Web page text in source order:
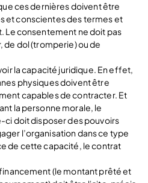
ces dernières doivent être
et conscientes des termes et
Le consentement ne doit pas
de dol (tromperie) ou de
la capacité juridique. En effet,
physiques doivent être
capables de contracter. Et
la personne morale, le
doit disposer des pouvoirs
l’organisation dans ce type
de cette capacité, le contrat
(le montant prêté et